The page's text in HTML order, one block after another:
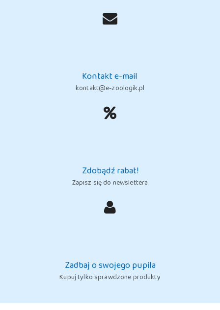
Kontakt e-mail
kontakt@e-zoologik.pl
Zdobądź rabat!
Zapisz się do newslettera
Zadbaj o swojego pupila
Kupuj tylko sprawdzone produkty